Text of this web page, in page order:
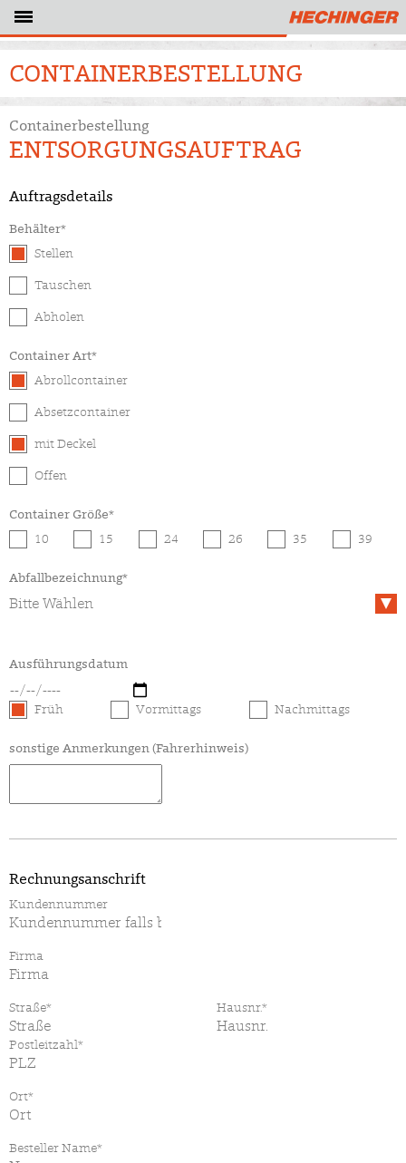
CONTAINERBESTELLUNG
Containerbestellung
ENTSORGUNGSAUFTRAG
Auftragsdetails
Behälter*
Stellen
Tauschen
Abholen
Container Art*
Abrollcontainer
Absetzcontainer
mit Deckel
Offen
Container Größe*
10
15 24 26 35 39
Abfallbezeichnung*
Ausführungsdatum
Früh Vormittags Nachmittags
sonstige Anmerkungen (Fahrerhinweis)
Rechnungsanschrift
Kundennummer
Firma
Straße* Hausnr.*
Postleitzahl*
Ort*
Besteller Name*